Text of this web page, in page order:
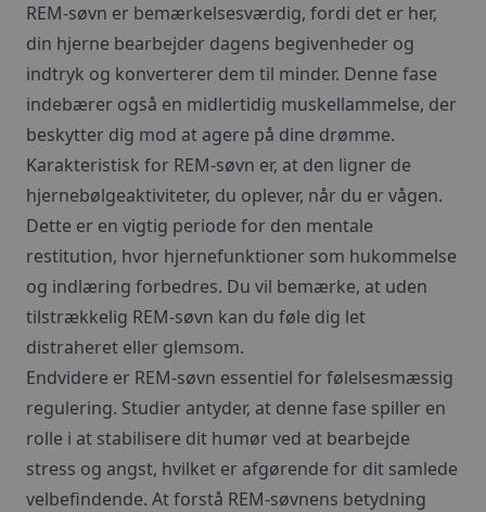
REM-søvn er bemærkelsesværdig, fordi det er her,
din hjerne bearbejder dagens begivenheder og
indtryk og konverterer dem til minder. Denne fase
indebærer også en midlertidig muskellammelse, der
beskytter dig mod at agere på dine drømme.
Karakteristisk for REM-søvn er, at den ligner de
hjernebølgeaktiviteter, du oplever, når du er vågen.
Dette er en vigtig periode for den mentale
restitution, hvor hjernefunktioner som hukommelse
og indlæring forbedres. Du vil bemærke, at uden
tilstrækkelig REM-søvn kan du føle dig let
distraheret eller glemsom.
Endvidere er REM-søvn essentiel for følelsesmæssig
regulering. Studier antyder, at denne fase spiller en
rolle i at stabilisere dit humør ved at bearbejde
stress og angst, hvilket er afgørende for dit samlede
velbefindende. At forstå REM-søvnens betydning